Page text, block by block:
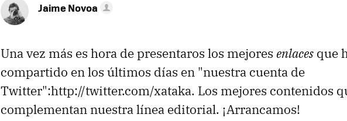
Jaime Novoa
Una vez más es hora de presentaros los mejores enlaces que
compartido en los últimos días en "nuestra cuenta de
Twitter":http://twitter.com/xataka. Los mejores contenidos
complementan nuestra línea editorial. ¡Arrancamos!